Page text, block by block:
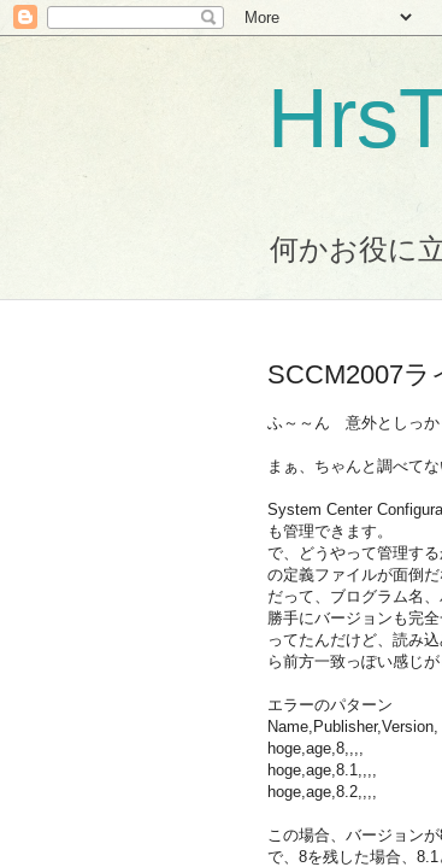
何かお役に
SCCM2007ラ
ふ～～ん 意外としっか
まぁ、ちゃんと調べて
System Center
も管理できます。
で、どうやって管理す
の定義ファイルが面倒だ
だって、ブログラム名
勝手にバージョンも完
ってたんだけど、読み
ら前方一致っぽい感じ
エラーのパターン
Name,Publisher,Version,
hoge,age,8,,,,
hoge,age,8.1,,,,
hoge,age,8.2,,,,
この場合、バージョン
で、8を残した場合、8.1